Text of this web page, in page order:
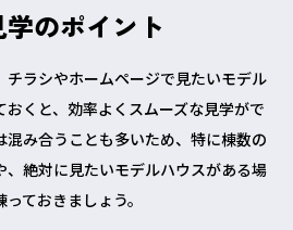
のポイント
チラシやホームページで見たいモデル
くと、効率よくスムーズな見学がで
混み合うことも多いため、特に棟数の
、絶対に見たいモデルハウスがある場
ておきましょう。